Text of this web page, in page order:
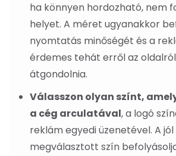
ha könnyen hordozható, nem
helyet. A méret ugyanakkor
nyomtatás minőségét és a
érdemes tehát erről az
átgondolnia.
Válasszon olyan színt,
a cég arculatával, a logó
reklám egyedi üzenetével. A jól
megválasztott szín